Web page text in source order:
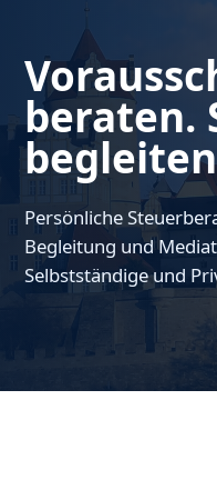
Persönliche
Begleitung und
Selbstständige und